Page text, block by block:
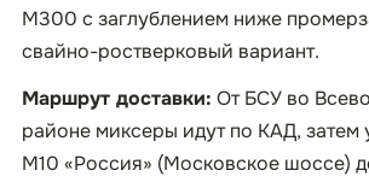
М300 с заглублением ниже
свайно-ростверковый вариант.
Маршрут доставки: От БСУ во
районе миксеры идут по КАД, затем
М10 «Россия» (Московское шоссе)